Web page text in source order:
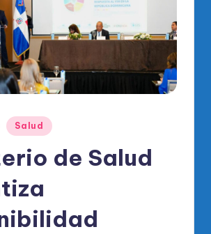
Salud
de Salud